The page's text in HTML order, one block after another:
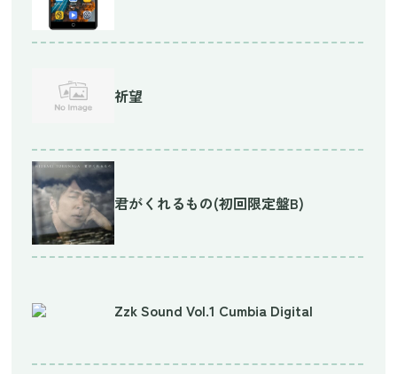
祈望
君がくれるもの(初回限定盤B)
Zzk Sound Vol.1 Cumbia Digital